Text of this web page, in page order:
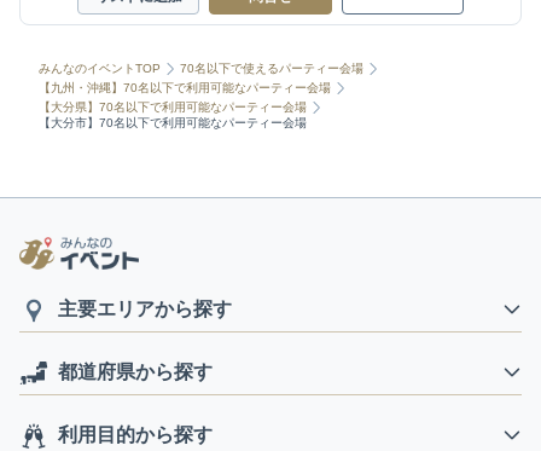
みんなのイベントTOP
70名以下で使えるパーティー会場
【九州・沖縄】70名以下で利用可能なパーティー会場
【大分県】70名以下で利用可能なパーティー会場
【大分市】70名以下で利用可能なパーティー会場
主要エリアから探す
都道府県から探す
利用目的から探す